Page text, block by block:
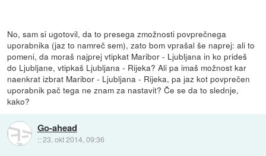
No, sam si ugotovil, da to presega zmožnosti povprečnega
uporabnika (jaz to namreč sem), zato bom vprašal še naprej: ali to
pomeni, da moraš najprej vtipkat Maribor - Ljubljana in ko prideš
do Ljubljane, vtipkaš Ljubljana - Rijeka? Ali pa imaš možnost kar
naenkrat izbrat Maribor - Ljubljana - Rijeka, pa jaz kot povprečen
uporabnik pač tega ne znam za nastavit? Če se da to slednje,
kako?
Go-ahead
::23. okt 2014, 09:36